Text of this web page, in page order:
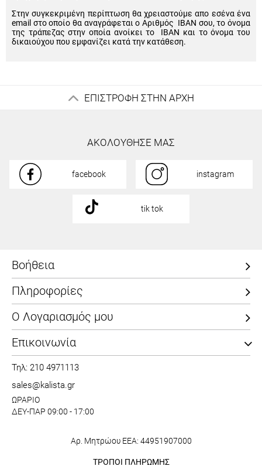
Στην συγκεκριμένη περίπτωση θα χρειαστούμε απο εσένα ένα
email στο οποίο θα αναγράφεται ο Αριθμός IBAN σου, το όνομα
της τράπεζας στην οποία ανοίκει το IBAN και το όνομα του
δικαιούχου που εμφανίζει κατά την κατάθεση.
ΕΠΙΣΤΡΟΦΗ ΣΤΗΝ ΑΡΧΗ
ΑΚΟΛΟΥΘΗΣΕ ΜΑΣ
facebook instagram
tik tok
Βοήθεια
Πληροφορίες
Ο Λογαριασμός μου
Επικοινωνία
Τηλ: 210 4971113
sales@kalista.gr
ΩΡΑΡΙΟ
ΔΕΥ-ΠΑΡ 09:00 - 17:00
Αρ. Μητρώου ΕΕΑ: 44951907000
ΤΡΟΠΟΙ ΠΛΗΡΩΜΗΣ